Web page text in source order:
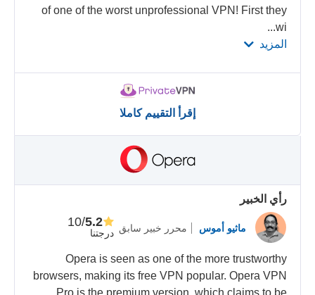
of one of the worst unprofessional VPN! First they
wi
...
المزيد
إقرأ التقييم كاملا
رأي الخبير
ماثيو أموس محرر خبير سابق درجتنا
5.2
/10
Opera is seen as one of the more trustworthy
browsers, making its free VPN popular. Opera VPN